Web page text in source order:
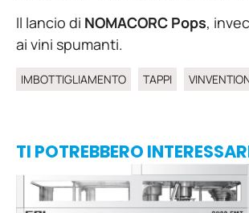
Il lancio di NOMACORC Pops,
ai vini spumanti.
IMBOTTIGLIAMENTO TAPPI
TI POTREBBERO